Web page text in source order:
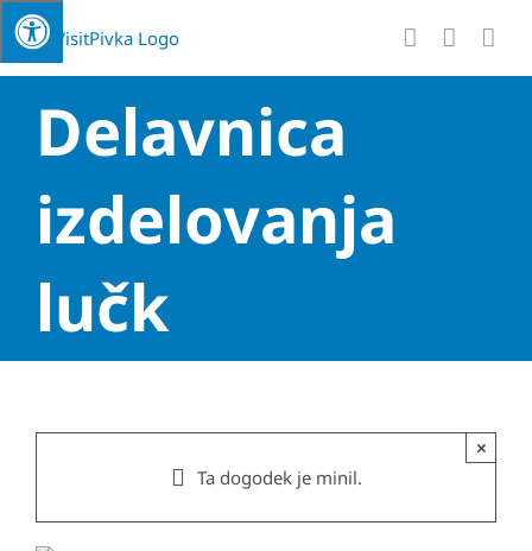
Skip
to
content
Delavnica
izdelovanja
lučk
Ta dogodek je minil.
×